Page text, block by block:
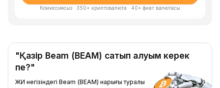
Комиссиясыз · 350+ криптовалюта · 40+ фиат валютасы
"Қазір Beam (BEAM) сатып алуым керек
пе?"
ЖИ негізіндегі Beam (BEAM) нарығы туралы